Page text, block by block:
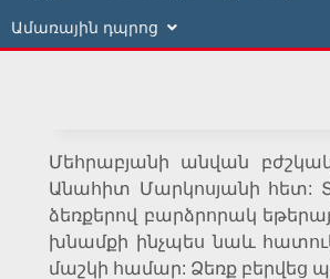
Ամառային դպրոց
Մեհրաբյանի անվան
Անահիտ Մարկոսյանի հետ:
ձեռքերով բարձրորակ
խնամքի ինչպես նաև
մաշկի համար: Ձեռք բերվեց